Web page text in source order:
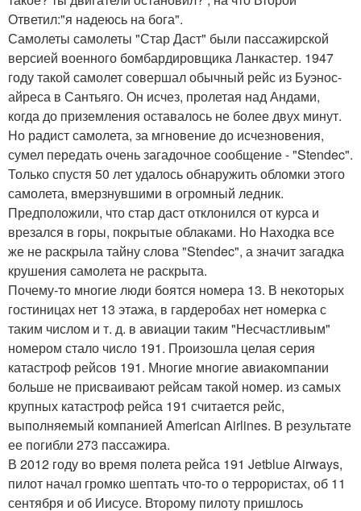
Ответил:"я надеюсь на бога".
Самолеты самолеты "Стар Даст" были пассажирской
версией военного бомбардировщика Ланкастер. 1947
году такой самолет совершал обычный рейс из Буэнос-
айреса в Сантьяго. Он исчез, пролетая над Андами,
когда до приземления оставалось не более двух минут.
Но радист самолета, за мгновение до исчезновения,
сумел передать очень загадочное сообщение - "Stendec".
Только спустя 50 лет удалось обнаружить обломки этого
самолета, вмерзнувшими в огромный ледник.
Предположили, что стар даст отклонился от курса и
врезался в горы, покрытые облаками. Но Находка все
же не раскрыла тайну слова "Stendec", а значит загадка
крушения самолета не раскрыта.
Почему-то многие люди боятся номера 13. В некоторых
гостиницах нет 13 этажа, в гардеробах нет номерка с
таким числом и т. д. в авиации таким "Несчастливым"
номером стало число 191. Произошла целая серия
катастроф рейсов 191. Многие многие авиакомпании
больше не присваивают рейсам такой номер. из самых
крупных катастроф рейса 191 считается рейс,
выполняемый компанией American Airlines. В результате
ее погибли 273 пассажира.
В 2012 году во время полета рейса 191 Jetblue Airways,
пилот начал громко шептать что-то о террористах, об 11
сентября и об Иисусе. Второму пилоту пришлось